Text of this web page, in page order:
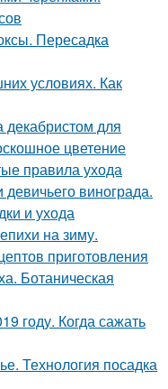
Пересадка
условиях. Как
декабристом для
цветение
правила ухода
винограда.
и ухода
на зиму.
приготовления
Ботаническая
году. Когда сажать
Технология посадка